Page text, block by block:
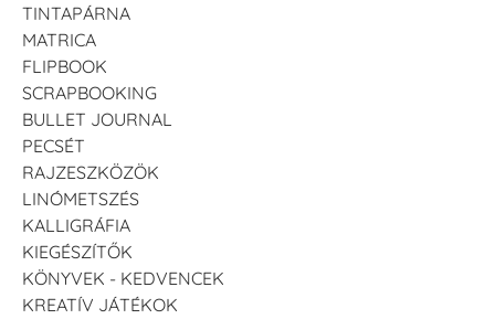
TINTAPÁRNA
MATRICA
FLIPBOOK
SCRAPBOOKING
BULLET JOURNAL
PECSÉT
RAJZESZKÖZÖK
LINÓMETSZÉS
KALLIGRÁFIA
KIEGÉSZÍTŐK
KÖNYVEK - KEDVENCEK
KREATÍV JÁTÉKOK